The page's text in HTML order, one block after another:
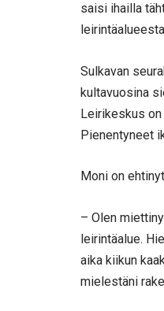
saisi ihailla
Sulkavan
kultavuosina
Leirikeskus
Pienentyneet
Moni on
– Olen
leirintäalue.
aika kiikun
mielestäni